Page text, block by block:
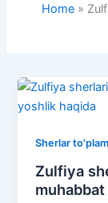
Home
Sherlar
Zulfiya